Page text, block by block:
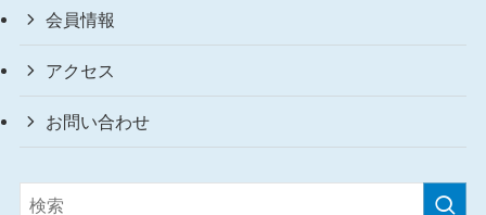
会員情報
アクセス
お問い合わせ